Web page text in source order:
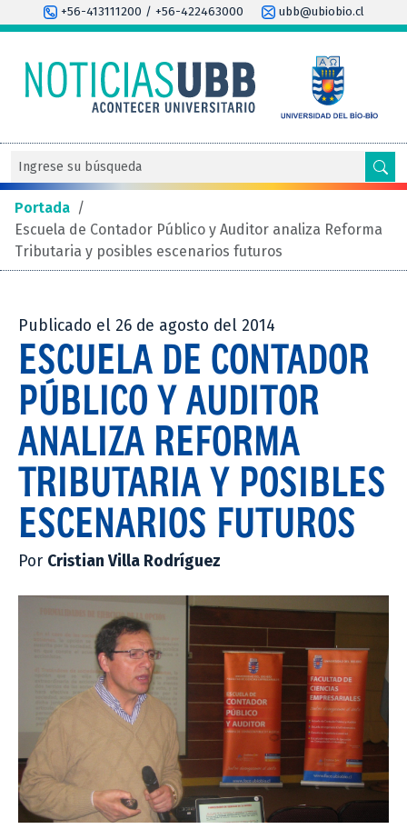
+56-413111200 / +56-422463000 ubb@ubiobio.cl
Portada /
Escuela de Contador Público y Auditor analiza Reforma
Tributaria y posibles escenarios futuros
Publicado el 26 de agosto del 2014
ESCUELA DE CONTADOR
PÚBLICO Y AUDITOR
ANALIZA REFORMA
TRIBUTARIA Y POSIBLES
ESCENARIOS FUTUROS
Por Cristian Villa Rodríguez